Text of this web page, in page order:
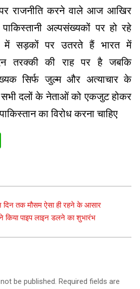
राजनीति करने वाले आज आखिर
अल्पसंख्यकों पर हो रहे
में सड़कों पर उतरते हैं भारत में
तरक्की की राह पर है जबकि
सिर्फ जुल्म और अत्याचार के
सभी दलों के नेताओं को एकजुट होकर
का विरोध करना चाहिए
तक मौसम ऐसा ही रहने के आसार
पाइप लाइन डलने का शुभारंभ
be published. Required fields are